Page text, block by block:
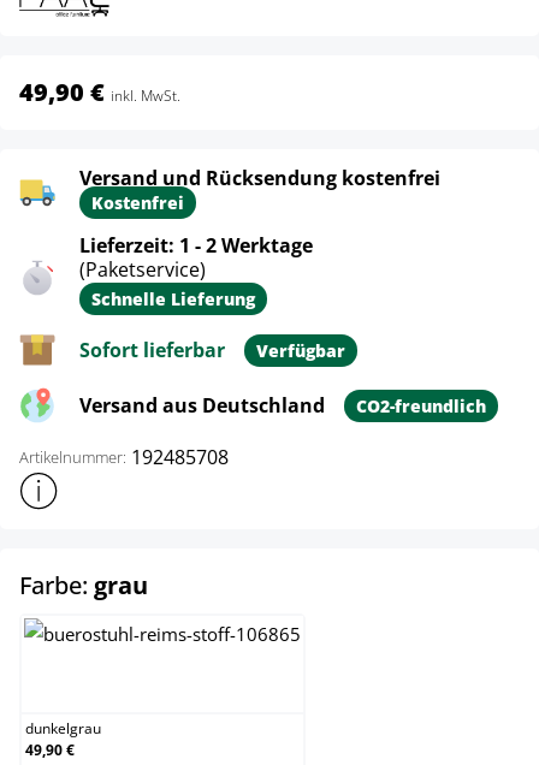
49,90 € inkl. MwSt.
Versand und Rücksendung kostenfrei
Kostenfrei
Lieferzeit: 1 - 2 Werktage
(Paketservice)
Schnelle Lieferung
Sofort lieferbar Verfügbar
Versand aus Deutschland CO2-freundlich
Artikelnummer: 192485708
Weitere Produktinformationen anzeigen
Farbe: grau
dunkelgrau
49,90 €